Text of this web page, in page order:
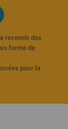
recevoir des
forme de
pour la